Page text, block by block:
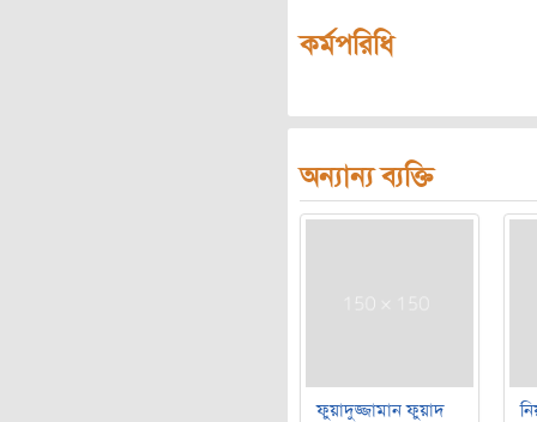
কর্মপরিধি
অন্যান্য ব্যক্তি
ফুয়াদুজ্জামান ফুয়াদ